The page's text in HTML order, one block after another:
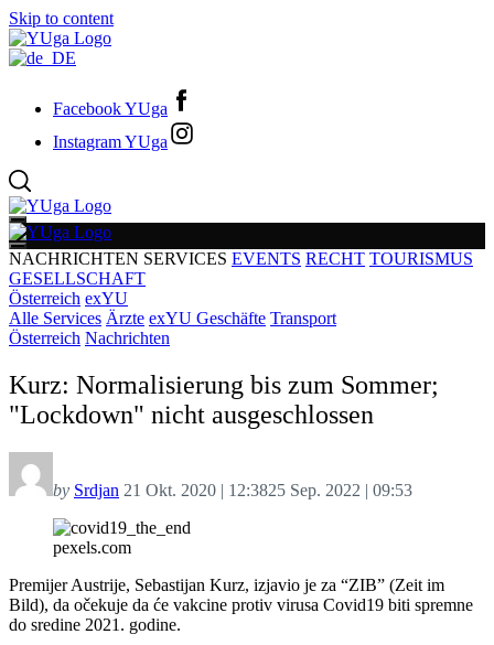
Skip to content
Facebook YUga
Instagram YUga
NACHRICHTEN SERVICES EVENTS RECHT TOURISMUS
GESELLSCHAFT
Österreich exYU
Alle Services Ärzte exYU Geschäfte Transport
Österreich Nachrichten
Kurz: Normalisierung bis zum Sommer;
"Lockdown" nicht ausgeschlossen
by Srdjan 21 Okt. 2020 | 12:3825 Sep. 2022 | 09:53
pexels.com
Premijer Austrije, Sebastijan Kurz, izjavio je za “ZIB” (Zeit im
Bild), da očekuje da će vakcine protiv virusa Covid19 biti spremne
do sredine 2021. godine.